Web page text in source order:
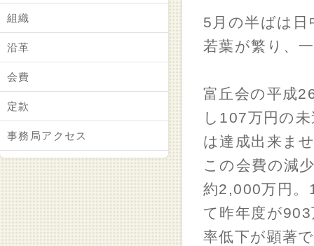
組織
沿革
会費
定款
事務局アクセス
5月の半ばは
若葉が繁り、
富丘会の平成
し107万円の
は達成出来ま
この会費の減
約2,000万円
て昨年度が
率低下が顕著